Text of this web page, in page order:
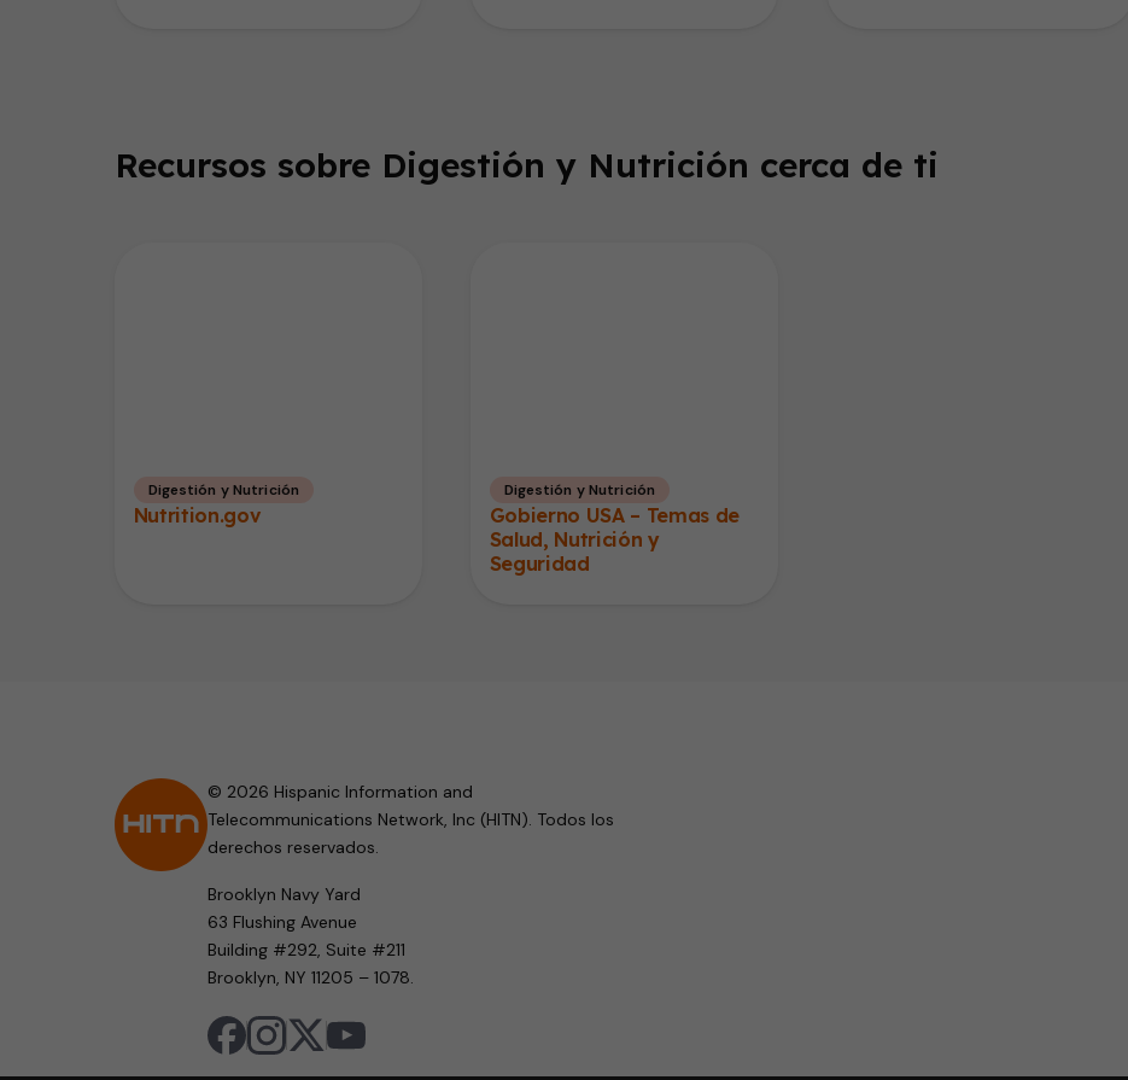
Recursos sobre Digestión y Nutrición cerca de ti
Digestión y Nutrición
Nutrition.gov
Digestión y Nutrición
Gobierno USA – Temas de
Salud, Nutrición y
Seguridad
© 2026 Hispanic Information and
Telecommunications Network, Inc (HITN). Todos los
derechos reservados.
Brooklyn Navy Yard
63 Flushing Avenue
Building #292, Suite #211
Brooklyn, NY 11205 – 1078.